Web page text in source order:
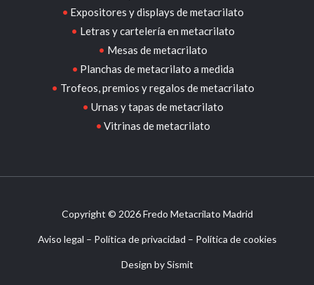
Expositores y displays de metacrilato
Letras y cartelería en metacrilato
Mesas de metacrilato
Planchas de metacrilato a medida
Trofeos, premios y regalos de metacrilato
Urnas y tapas de metacrilato
Vitrinas de metacrilato
Copyright © 2026 Fredo Metacrilato Madrid
Aviso legal – Política de privacidad – Política de cookies
Design bySismit